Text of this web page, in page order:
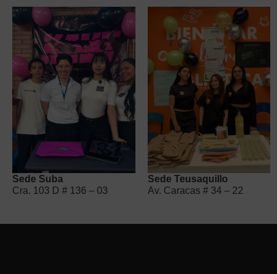
Sede Suba
Cra. 103 D # 136 – 03
Sede Teusaquillo
Av. Caracas # 34 – 22